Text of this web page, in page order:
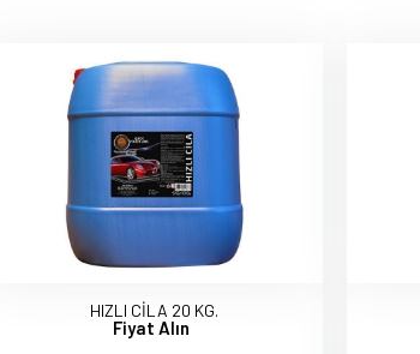
HIZLI CİLA 20 KG.
Fiyat Alın